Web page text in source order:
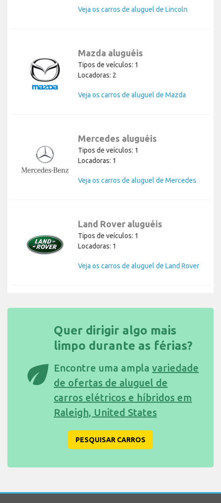
Veja os carros de aluguel de Lincoln
Mazda aluguéis
Tipos de veículos: 1
Locadoras: 2
Veja os carros de aluguel de Mazda
Mercedes aluguéis
Tipos de veículos: 1
Locadoras: 1
Veja os carros de aluguel de Mercedes
Land Rover aluguéis
Tipos de veículos: 1
Locadoras: 1
Veja os carros de aluguel de Land Rover
eco
Quer dirigir algo mais
limpo durante as férias?
Encontre uma ampla variedade
de ofertas de aluguel de
carros elétricos e híbridos em
Raleigh, United States
PESQUISAR CARROS